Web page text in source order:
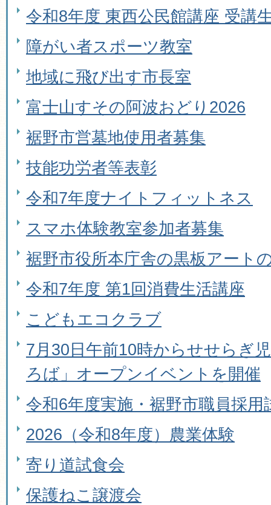
令和8年度 東西公民館講座 受講
障がい者スポーツ教室
地域に飛び出す市長室
富士山すその阿波おどり2026
裾野市営墓地使用者募集
技能功労者等表彰
令和7年度ナイトフィットネス
スマホ体験教室参加者募集
裾野市役所本庁舎の黒板アート
令和7年度 第1回消費生活講座
こどもエコクラブ
7月30日午前10時からせせらぎ
ろば」オープンイベントを開催
令和6年度実施・裾野市職員採用
2026（令和8年度）農業体験
寄り道試食会
保護ねこ譲渡会